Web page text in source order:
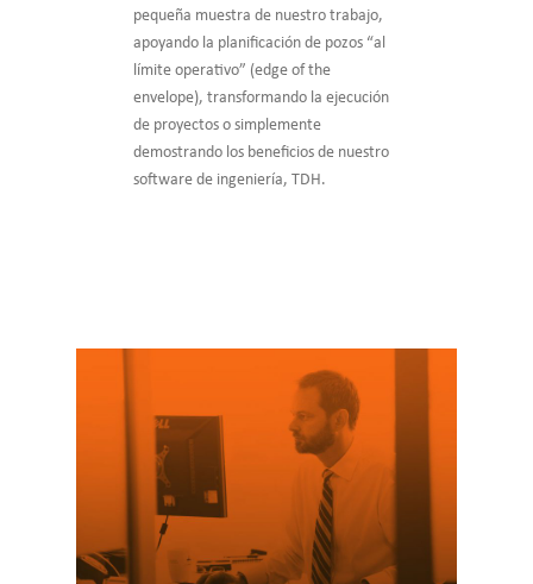
pequeña muestra de nuestro trabajo,
apoyando la planificación de pozos “al
límite operativo” (edge of the
envelope), transformando la ejecución
de proyectos o simplemente
demostrando los beneficios de nuestro
software de ingeniería, TDH.